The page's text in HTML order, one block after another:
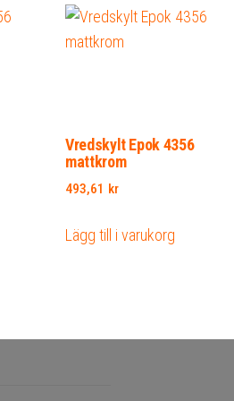
Vredskylt Epok 4356
mattkrom
493,61 kr
Lägg till i varukorg